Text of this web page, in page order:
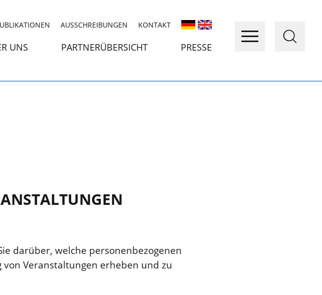
AUSSCHREIBUNGEN KONTAKT
UNS PARTNERÜBERSICHT PRESSE
darüber, welche personenbezogenen
Veranstaltungen erheben und zu